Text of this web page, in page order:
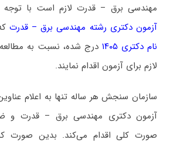
ﻣﻬﻨﺪسی ﺑﺮق – ﻗﺪرت لازم است با توجه
آزمون دکتری رشته ﻣﻬﻨﺪسی ﺑﺮق – ﻗﺪرت
نام دکتری ۱۴۰۵
درج شده، نسبت به
لازم برای آزمون اقدام نمایند.
سازمان سنجش هر ساله تنها به اعلام
آزمون دکتری ﻣﻬﻨﺪسی ﺑﺮق – ﻗﺪرت و
صورت کلی اقدام می‌کند. بدین